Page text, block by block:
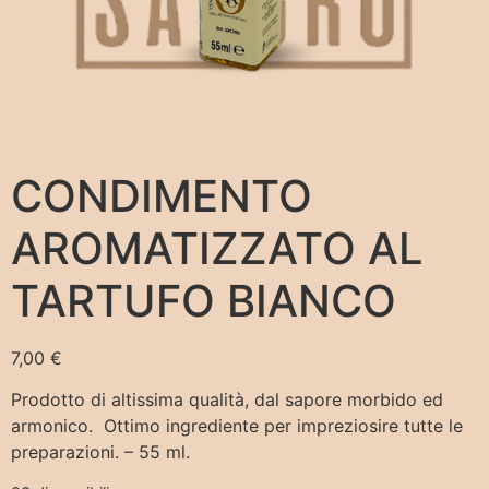
CONDIMENTO
AROMATIZZATO AL
TARTUFO BIANCO
7,00 €
Prodotto di altissima qualità, dal sapore morbido ed
armonico. Ottimo ingrediente per impreziosire tutte le
preparazioni. – 55 ml.